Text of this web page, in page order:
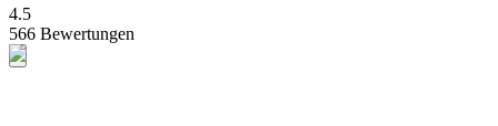
4.5
566 Bewertungen